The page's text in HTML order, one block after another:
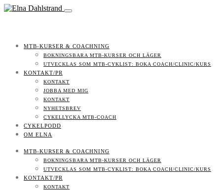
MTB-KURSER & COACHNING
BOKNINGSBARA MTB-KURSER OCH LÄGER
UTVECKLAS SOM MTB-CYKLIST: BOKA COACH/CLINIC/KURS
KONTAKT/PR
KONTAKT
JOBBA MED MIG
KONTAKT
NYHETSBREV
CYKELLYCKA MTB-COACH
CYKELPODD
OM ELNA
MTB-KURSER & COACHNING
BOKNINGSBARA MTB-KURSER OCH LÄGER
UTVECKLAS SOM MTB-CYKLIST: BOKA COACH/CLINIC/KURS
KONTAKT/PR
KONTAKT